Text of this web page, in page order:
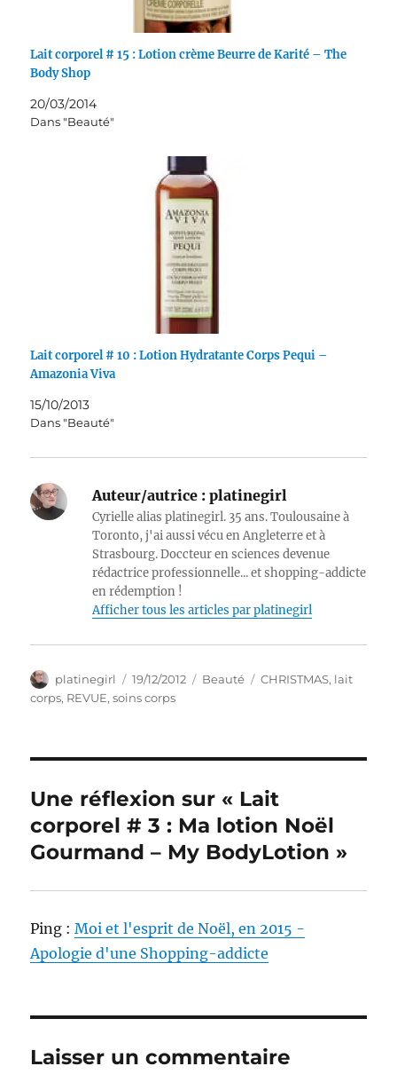
Lait corporel # 15 : Lotion crème Beurre de Karité – The
Body Shop
20/03/2014
Dans "Beauté"
Lait corporel # 10 : Lotion Hydratante Corps Pequi –
Amazonia Viva
15/10/2013
Dans "Beauté"
Auteur/autrice : platinegirl
Cyrielle alias platinegirl. 35 ans. Toulousaine à
Toronto, j'ai aussi vécu en Angleterre et à
Strasbourg. Doccteur en sciences devenue
rédactrice professionnelle... et shopping-addicte
en rédemption !
Afficher tous les articles par platinegirl
Auteur
platinegirl
Publié
le
19/12/2012 Catégories
Beauté Étiquettes
CHRISTMAS, lait
corps, REVUE,soins corps
Une réflexion sur « Lait
corporel # 3 : Ma lotion Noël
Gourmand – My BodyLotion »
Ping :Moi et l'esprit de Noël, en 2015 -
Apologie d'une Shopping-addicte
Laisser un commentaire